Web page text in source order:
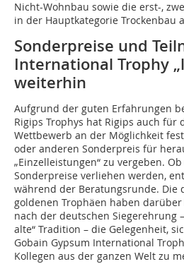
Nicht-Wohnbau sowie die erst-,
in der Hauptkategorie Trockenbau
Sonderpreise und
International Trophy
weiterhin
Aufgrund der guten Erfahrungen
Rigips Trophys hat Rigips auch für
Wettbewerb an der Möglichkeit
oder anderen Sonderpreis für
„Einzelleistungen“ zu vergeben.
Sonderpreise verliehen werden,
während der Beratungsrunde. Die
goldenen Trophäen haben
nach der deutschen Siegerehrung
alte“ Tradition – die Gelegenheit,
Gobain Gypsum International
Kollegen aus der ganzen Welt zu